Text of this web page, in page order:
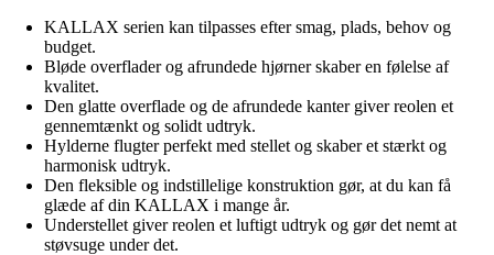
KALLAX serien kan tilpasses efter smag, plads, behov og
budget.
Bløde overflader og afrundede hjørner skaber en følelse af
kvalitet.
Den glatte overflade og de afrundede kanter giver reolen et
gennemtænkt og solidt udtryk.
Hylderne flugter perfekt med stellet og skaber et stærkt og
harmonisk udtryk.
Den fleksible og indstillelige konstruktion gør, at du kan få
glæde af din KALLAX i mange år.
Understellet giver reolen et luftigt udtryk og gør det nemt at
støvsuge under det.